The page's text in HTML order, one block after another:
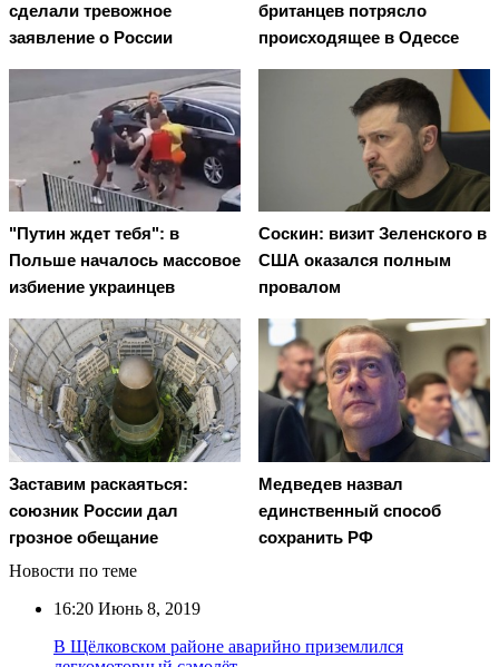
сделали тревожное
заявление о России
британцев потрясло
происходящее в Одессе
"Путин ждет тебя": в
Польше началось массовое
избиение украинцев
Соскин: визит Зеленского в
США оказался полным
провалом
Заставим раскаяться:
союзник России дал
грозное обещание
Медведев назвал
единственный способ
сохранить РФ
Новости по теме
16:20 Июнь 8, 2019
В Щёлковском районе аварийно приземлился